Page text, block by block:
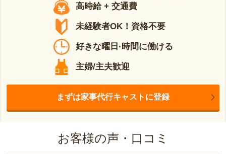
高時給 + 交通費
未経験者OK！資格不要
好きな曜日·時間に働ける
主婦/主夫歓迎
まずは家事代行キャストに登録
お客様の声・口コミ